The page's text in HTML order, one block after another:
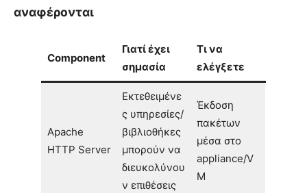
αναφέρονται
Component
Γιατί έχει
σημασία
Τι να
ελέγξετε
Apache
HTTP Server
Εκτεθειμένε
ς υπηρεσίες/
βιβλιοθήκες
μπορούν να
διευκολύνου
ν επιθέσεις
Έκδοση
πακέτων
μέσα στο
appliance/V
M